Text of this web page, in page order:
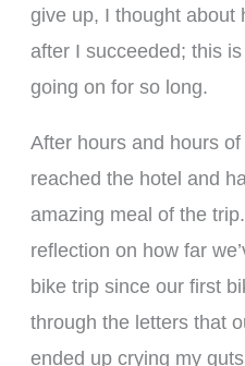
give up, I thought about
after I succeeded; this
going on for so long.
After hours and hours
reached the hotel and
amazing meal of the
reflection on how far
bike trip since our first
through the letters that
ended up crying my